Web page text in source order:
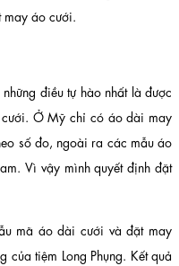
áo cưới.
điều tự hào nhất là được
cưới. Ở Mỹ chỉ có áo dài may
số đo, ngoài ra các mẫu áo
Vì vậy mình quyết định đặt
mã áo dài cưới và đặt may
của tiệm Long Phụng. Kết quả